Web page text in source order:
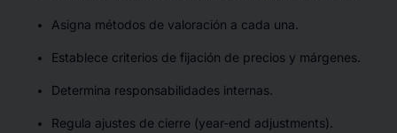
Asigna métodos de valoración a cada una.
Establece criterios de fijación de precios y márgenes.
Determina responsabilidades internas.
Regula ajustes de cierre (year-end adjustments).